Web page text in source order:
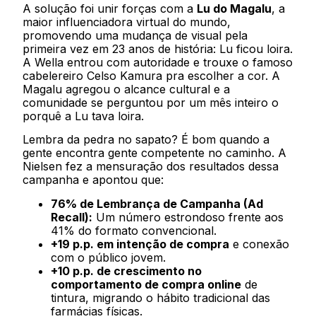
A solução foi unir forças com a Lu do Magalu, a
maior influenciadora virtual do mundo,
promovendo uma mudança de visual pela
primeira vez em 23 anos de história: Lu ficou loira.
A Wella entrou com autoridade e trouxe o famoso
cabelereiro Celso Kamura pra escolher a cor. A
Magalu agregou o alcance cultural e a
comunidade se perguntou por um mês inteiro o
porquê a Lu tava loira.
Lembra da pedra no sapato? É bom quando a
gente encontra gente competente no caminho. A
Nielsen fez a mensuração dos resultados dessa
campanha e apontou que:
76% de Lembrança de Campanha (Ad
Recall): Um número estrondoso frente aos
41% do formato convencional.
+19 p.p. em intenção de compra e conexão
com o público jovem.
+10 p.p. de crescimento no
comportamento de compra online de
tintura, migrando o hábito tradicional das
farmácias físicas.